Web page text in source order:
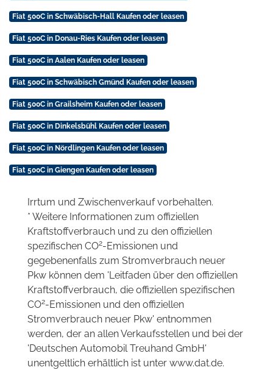
Fiat 500C in Schwäbisch-Hall Kaufen oder leasen
Fiat 500C in Donau-Ries Kaufen oder leasen
Fiat 500C in Aalen Kaufen oder leasen
Fiat 500C in Schwäbisch Gmünd Kaufen oder leasen
Fiat 500C in Grailsheim Kaufen oder leasen
Fiat 500C in Dinkelsbühl Kaufen oder leasen
Fiat 500C in Nördlingen Kaufen oder leasen
Fiat 500C in Giengen Kaufen oder leasen
Irrtum und Zwischenverkauf vorbehalten.
* Weitere Informationen zum offiziellen
Kraftstoffverbrauch und zu den offiziellen
spezifischen CO2-Emissionen und
gegebenenfalls zum Stromverbrauch neuer
Pkw können dem 'Leitfaden über den offiziellen
Kraftstoffverbrauch, die offiziellen spezifischen
CO2-Emissionen und den offiziellen
Stromverbrauch neuer Pkw' entnommen
werden, der an allen Verkaufsstellen und bei der
'Deutschen Automobil Treuhand GmbH'
unentgeltlich erhältlich ist unter www.dat.de.